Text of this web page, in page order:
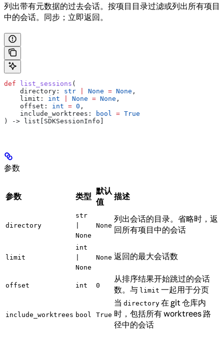
列出带有元数据的过去会话。按项目目录过滤或列出所有项目
中的会话。同步；立即返回。
def list_sessions (
    directory
: str None = None ,
    limit
: int None = None ,
    offset
: int = 0 ,
    include_worktrees
: bool = True
) -> list[SDKSessionInfo]
参数
参数 类型
默认
值
描述
directory
str
None
None
列出会话的目录。省略时，返
回所有项目中的会话
limit
int
None
None 返回的最大会话数
offset int 0
从排序结果开始跳过的会话
数。与 limit 一起用于分页
include_worktrees bool True
当 directory 在 git 仓库内
时，包括所有 worktrees 路
径中的会话